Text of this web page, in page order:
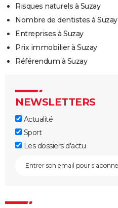
Risques naturels à Suzay
Nombre de dentistes à Suzay
Entreprises à Suzay
Prix immobilier à Suzay
Référendum à Suzay
NEWSLETTERS
Actualité
Sport
Les dossiers d'actu